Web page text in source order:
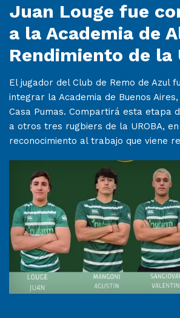
Juan Louge fue
a la Academia de
Rendimiento de la
El jugador del Club de Remo de Azul
integrar la Academia de Buenos
Casa Pumas. Compartirá esta etapa
a otros tres rugbiers de la UROBA, en
reconocimiento al trabajo que viene